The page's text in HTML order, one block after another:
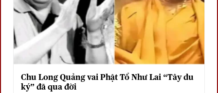
Chu Long Quảng vai Phật Tổ Như Lai “Tây du
ký” đã qua đời